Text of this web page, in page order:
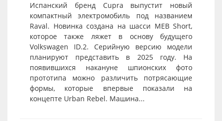
Испанский бренд Cupra выпустит новый
компактный электромобиль под названием
Raval. Новинка создана на шасси MEB Short,
которое также ляжет в основу будущего
Volkswagen ID.2. Серийную версию модели
планируют представить в 2025 году. На
появившихся накануне шпионских фото
прототипа можно различить потрясающие
формы, которые впервые показали на
концепте Urban Rebel. Машина...